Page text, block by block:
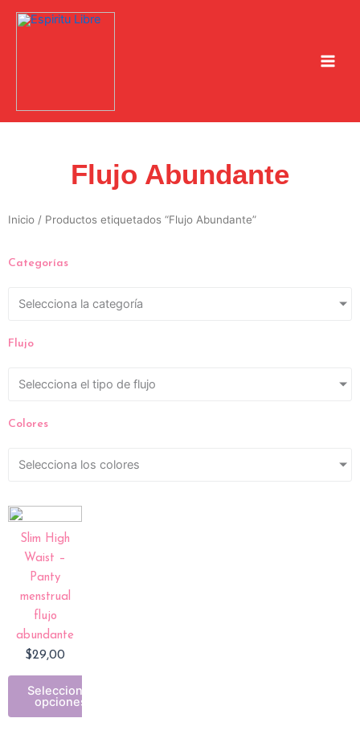
Flujo Abundante
Inicio / Productos etiquetados “Flujo Abundante”
Categorías
Selecciona la categoría
Flujo
Selecciona el tipo de flujo
Colores
Selecciona los colores
Slim High
Waist –
Panty
menstrual
flujo
abundante
$29,00
Seleccionar
opciones